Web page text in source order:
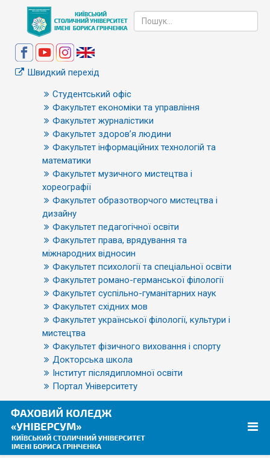
Швидкий перехід
Студентський офіс
Факультет економіки та управління
Факультет журналістики
Факультет здоров’я людини
Факультет інформаційних технологій та
математики
Факультет музичного мистецтва і
хореографії
Факультет образотворчого мистецтва і
дизайну
Факультет педагогічної освіти
Факультет права, врядування та
міжнародних відносин
Факультет психології та спеціальної освіти
Факультет романо-германської філології
Факультет суспільно-гуманітарних наук
Факультет східних мов
Факультет української філології, культури і
мистецтва
Факультет фізичного виховання і спорту
Докторська школа
Інститут післядипломної освіти
Портал Університету